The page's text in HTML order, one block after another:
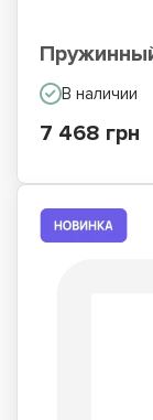
В наличии
7 468 грн